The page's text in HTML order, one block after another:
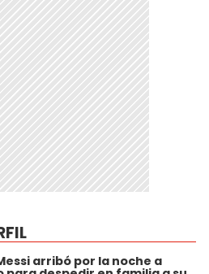
arribó por la noche a